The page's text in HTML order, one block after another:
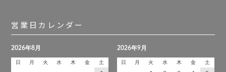
営業日カレンダー